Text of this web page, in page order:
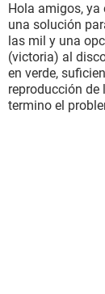
Hola amigos, ya
una solución
las mil y una
(victoria) al
en verde,
reproducción de
termino el